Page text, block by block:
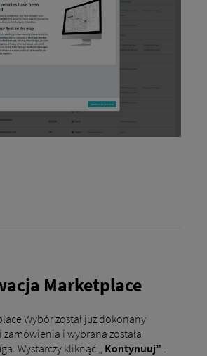
Marketplace
Wybór został już dokonany
i wybrana została
Wystarczy kliknąć „ Kontynuuj”